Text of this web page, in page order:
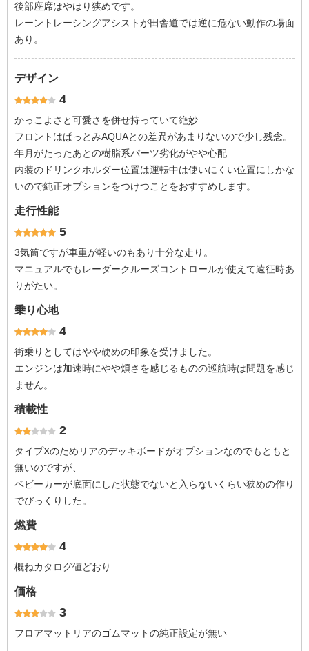
後部座席はやはり狭めです。
レーントレーシングアシストが田舎道では逆に危ない動作の場面
あり。
デザイン
4
かっこよさと可愛さを併せ持っていて絶妙
フロントはぱっとみAQUAとの差異があまりないので少し残念。
年月がたったあとの樹脂系パーツ劣化がやや心配
内装のドリンクホルダー位置は運転中は使いにくい位置にしかな
いので純正オプションをつけつことをおすすめします。
走行性能
5
3気筒ですが車重が軽いのもあり十分な走り。
マニュアルでもレーダークルーズコントロールが使えて遠征時あ
りがたい。
乗り心地
4
街乗りとしてはやや硬めの印象を受けました。
エンジンは加速時にやや煩さを感じるものの巡航時は問題を感じ
ません。
積載性
2
タイプXのためリアのデッキボードがオプションなのでもともと
無いのですが、
ベビーカーが底面にした状態でないと入らないくらい狭めの作り
でびっくりした。
燃費
4
概ねカタログ値どおり
価格
3
フロアマットリアのゴムマットの純正設定が無い